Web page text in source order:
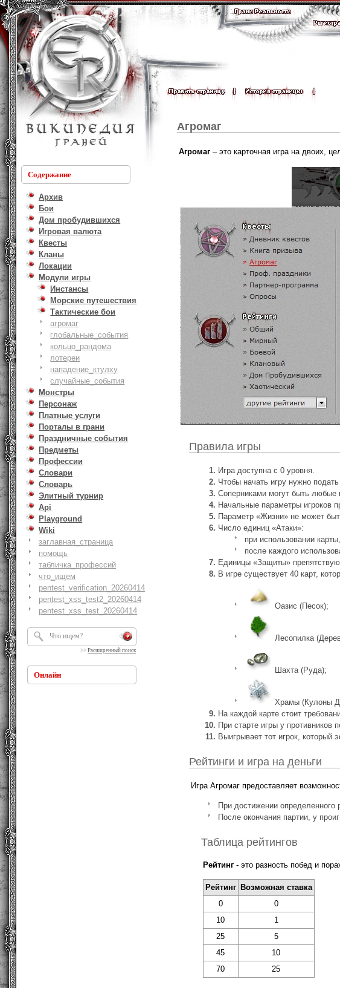
Содержание
Архив
Бои
Дом пробудившихся
Игровая валюта
Квесты
Кланы
Локации
Модули игры
Инстансы
Морские путешествия
Тактические бои
агромаг
глобальные_события
кольцо_рандома
лотереи
нападение_ктулху
случайные_события
Монстры
Персонаж
Платные услуги
Порталы в грани
Праздничные события
Предметы
Профессии
Словари
Словарь
Элитный турнир
Api
Playground
Wiki
заглавная_страница
помощь
табличка_профессий
что_ищем
pentest_verification_20260414
pentest_xss_test2_20260414
pentest_xss_test_20260414
>> Расширенный поиск
Онлайн
Агромаг
Агромаг– это карточная игра на двоих,
Правила игры
Игра доступна с 0 уровня.
Чтобы начать игру нужно
Соперниками могут быть любые
Начальные параметры игроков
Параметр «Жизни» не может
Число единиц «Атаки»:
при использовании
после каждого
Единицы «Защиты»
В игре существует 40 карт,
Оазис (Песок);
Лесопилка
Шахта (Руда);
Храмы (Кулоны
На каждой карте стоит
При старте игры у противников
Выигрывает тот игрок, который
Рейтинги и игра на деньги
Игра Агромаг предоставляет
При достижении определенного
После окончания партии, у
Таблица рейтингов
Рейтинг- это разность побед и
Рейтинг Возможная ставка
0
0
10
1
25
5
45
10
70
25